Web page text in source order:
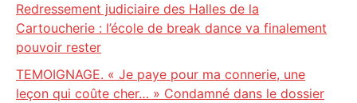
Redressement judiciaire des Halles de la
Cartoucherie : l’école de break dance va finalement
pouvoir rester
TEMOIGNAGE. « Je paye pour ma connerie, une
leçon qui coûte cher… » Condamné dans le dossier